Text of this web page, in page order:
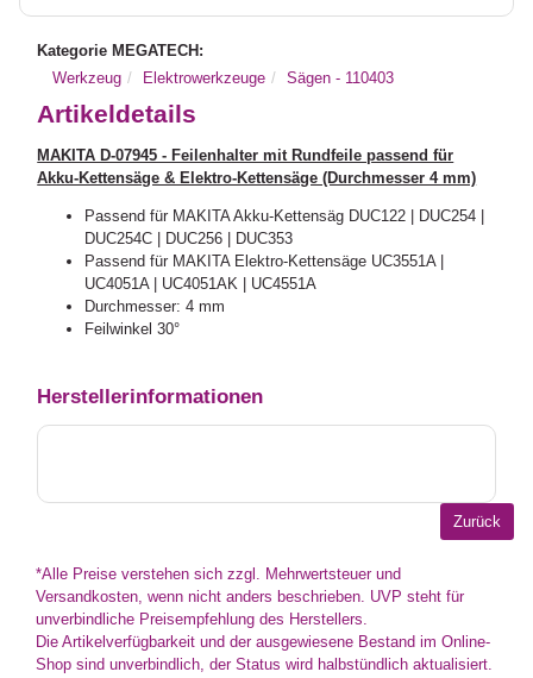
Kategorie MEGATECH:
Werkzeug
Elektrowerkzeuge Sägen - 110403
Artikeldetails
MAKITA D-07945 - Feilenhalter mit Rundfeile passend für
Akku-Kettensäge & Elektro-Kettensäge (Durchmesser 4 mm)
Passend für MAKITA Akku-Kettensäg DUC122 | DUC254 |
DUC254C | DUC256 | DUC353
Passend für MAKITA Elektro-Kettensäge UC3551A |
UC4051A | UC4051AK | UC4551A
Durchmesser: 4 mm
Feilwinkel 30°
Herstellerinformationen
*Alle Preise verstehen sich zzgl. Mehrwertsteuer und
Versandkosten, wenn nicht anders beschrieben. UVP steht für
unverbindliche Preisempfehlung des Herstellers.
Die Artikelverfügbarkeit und der ausgewiesene Bestand im Online-
Shop sind unverbindlich, der Status wird halbstündlich aktualisiert.